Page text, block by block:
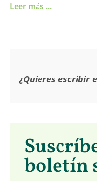
Leer más ...
¿Quieres escribir
boletín